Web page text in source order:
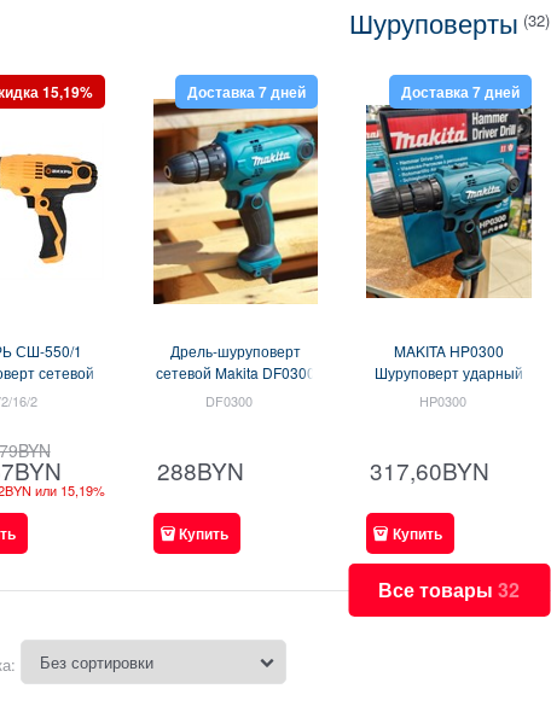
Шуруповерты (32)
СШ-550/1
сетевой
Вт, 20 Нм,
16/2
15,19%
BYN
BYN
или 15,19%
Дрель-шуруповерт
сетевой Makita DF0300
(DF 0300) ( 320 Вт,
дереве до 25 мм)
DF0300
Доставка 7 дней
288BYN
Купить
MAKITA HP0300
Шуруповерт ударный
сетевой (320 Вт,
ударом)
HP0300
Доставка 7 дней
317,60BYN
Купить
Все товары 32